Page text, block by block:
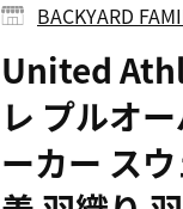
BACKYARD
United
レ プルオ
ーカー ス